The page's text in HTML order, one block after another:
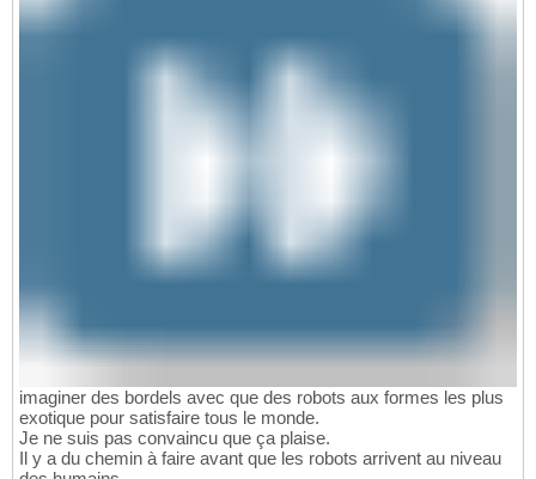
imaginer des bordels avec que des robots aux formes les plus
exotique pour satisfaire tous le monde.
Je ne suis pas convaincu que ça plaise.
Il y a du chemin à faire avant que les robots arrivent au niveau